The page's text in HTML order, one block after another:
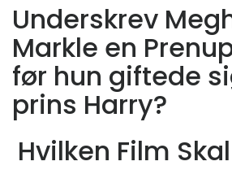
Underskrev
Markle en
før hun giftede
prins Harry?
Hvilken Film